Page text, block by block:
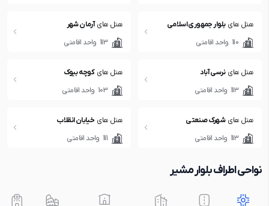
هتل های بلوار جمهوری اسلامی
110 واحد اقامتی
هتل های آرمان شهر
113 واحد اقامتی
هتل های نرسی آباد
113 واحد اقامتی
هتل های کوچه بیوک
103 واحد اقامتی
هتل های شهرک صنعتی
113 واحد اقامتی
هتل های خیابان انقلاب
111 واحد اقامتی
نواحی اطراف بلوار مشیر